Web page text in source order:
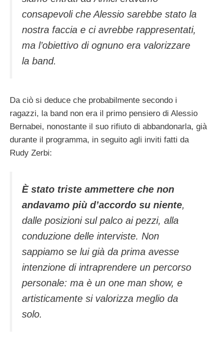
consapevoli che Alessio sarebbe stato la
nostra faccia e ci avrebbe rappresentati,
ma l’obiettivo di ognuno era valorizzare
la band.
Da ciò si deduce che probabilmente secondo i
ragazzi, la band non era il primo pensiero di Alessio
Bernabei, nonostante il suo rifiuto di abbandonarla, già
durante il programma, in seguito agli inviti fatti da
Rudy Zerbi:
È stato triste ammettere che non
andavamo più d’accordo su niente,
dalle posizioni sul palco ai pezzi, alla
conduzione delle interviste. Non
sappiamo se lui già da prima avesse
intenzione di intraprendere un percorso
personale: ma è un one man show, e
artisticamente si valorizza meglio da
solo.